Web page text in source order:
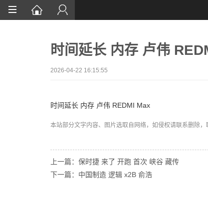
时间延长 内存 卢伟
2026-04-22 16:15:55
时间延长 内存 卢伟 REDMI Max
本站部分文字内容、图片选取自网络，如侵权请联系删除
上一篇：保时捷 来了 开跑 首次 峡谷 藏传
下一篇：中国制造 逻辑 x2B 俞浩